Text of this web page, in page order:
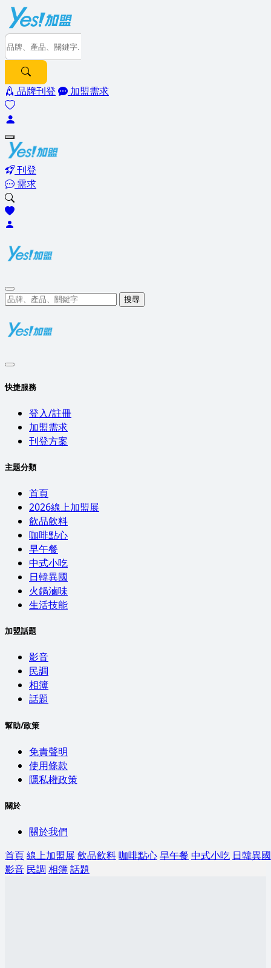
品牌刊登 加盟需求
刊登
需求
搜尋
快捷服務
登入/註冊
加盟需求
刊登方案
主題分類
首頁
2026線上加盟展
飲品飲料
咖啡點心
早午餐
中式小吃
日韓異國
火鍋滷味
生活技能
加盟話題
影音
民調
相簿
話題
幫助/政策
免責聲明
使用條款
隱私權政策
關於
關於我們
首頁線上加盟展 飲品飲料咖啡點心早午餐 中式小吃 日韓異國
影音 民調 相簿話題